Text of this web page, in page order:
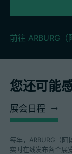
前往 ARBURG
您还可能
展会日程
每年，ARBURG（阿
实时在线发布各个展